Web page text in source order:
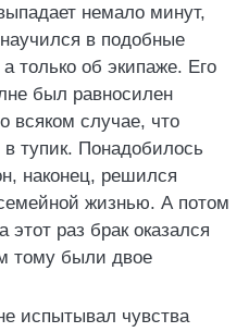
немало минут,
в подобные
только об экипаже. Его
был равносилен
всяком случае, что
тупик. Понадобилось
наконец, решился
жизнью. А потом
раз брак оказался
тому были двое
испытывал чувства